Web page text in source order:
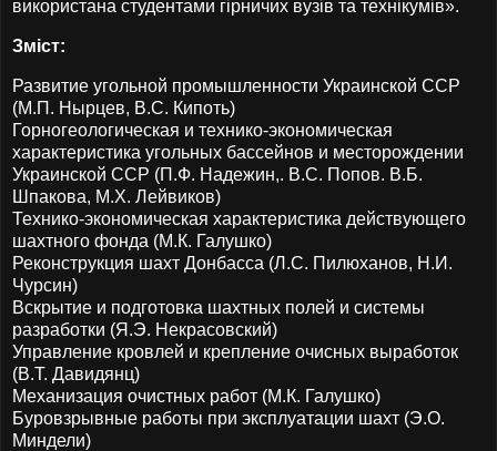
використана студентами гірничих вузів та технікумів».
Зміст:
Развитие угольной промышленности Украинской ССР
(М.П. Нырцев, В.С. Кипоть)
Горногеологическая и технико-экономическая
характеристика угольных бассейнов и месторождении
Украинской ССР (П.Ф. Надежин,. В.С. Попов. В.Б.
Шпакова, М.X. Лейвиков)
Технико-экономическая характеристика действующего
шахтного фонда (М.К. Галушко)
Реконструкция шахт Донбасса (Л.С. Пилюханов, Н.И.
Чурсин)
Вскрытие и подготовка шахтных полей и системы
разработки (Я.Э. Некрасовский)
Управление кровлей и крепление очисных выработок
(В.Т. Давидянц)
Механизация очистных работ (М.К. Галушко)
Буровзрывные работы при эксплуатации шахт (Э.О.
Миндели)